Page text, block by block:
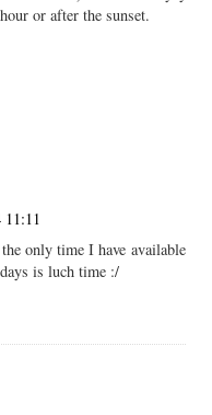
or after the sunset.
11:11
only time I have available
is luch time :/